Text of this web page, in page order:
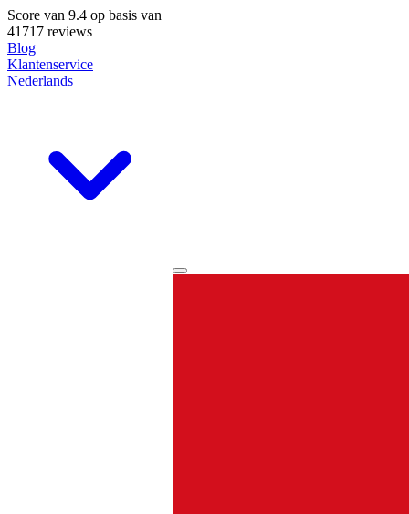
Score van 9.4 op basis van
41717 reviews
Blog
Klantenservice
Nederlands